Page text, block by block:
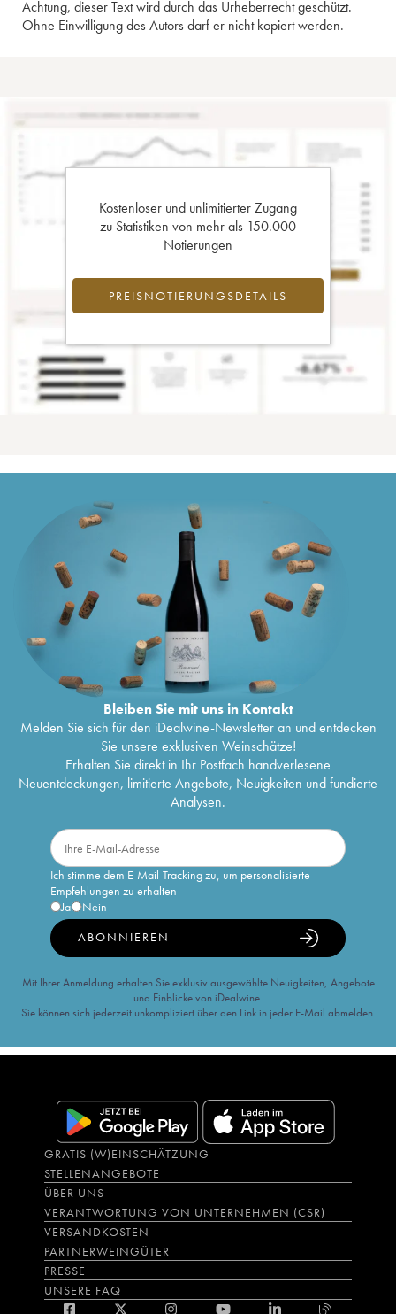
Achtung, dieser Text wird durch das Urheberrecht geschützt.
Ohne Einwilligung des Autors darf er nicht kopiert werden.
Kostenloser und unlimitierter Zugang
zu Statistiken von mehr als 150.000
Notierungen
PREISNOTIERUNGSDETAILS
Bleiben Sie mit uns in Kontakt
Melden Sie sich für den iDealwine-Newsletter an und entdecken
Sie unsere exklusiven Weinschätze!
Erhalten Sie direkt in Ihr Postfach handverlesene
Neuentdeckungen, limitierte Angebote, Neuigkeiten und fundierte
Analysen.
Ich stimme dem E-Mail-Tracking zu, um personalisierte
Empfehlungen zu erhalten
Ja
Nein
ABONNIEREN
Mit Ihrer Anmeldung erhalten Sie exklusiv ausgewählte Neuigkeiten, Angebote
und Einblicke von iDealwine.
Sie können sich jederzeit unkompliziert über den Link in jeder E-Mail abmelden.
GRATIS (W)EINSCHÄTZUNG
STELLENANGEBOTE
ÜBER UNS
VERANTWORTUNG VON UNTERNEHMEN (CSR)
VERSANDKOSTEN
PARTNERWEINGÜTER
PRESSE
UNSERE FAQ